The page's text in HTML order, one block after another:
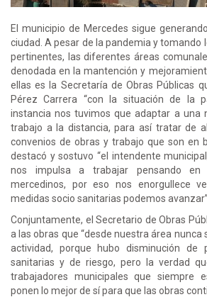
El municipio de Mercedes sigue
ciudad. A pesar de la pandemia y tomando
pertinentes, las diferentes áreas
denodada en la mantención y
ellas es la Secretaría de Obras Públicas
Pérez Carrera “con la situación de la
instancia nos tuvimos que adaptar a una
trabajo a la distancia, para así tratar de
convenios de obras y trabajo que son en
destacó y sostuvo “el intendente
nos impulsa a trabajar pensando
mercedinos, por eso nos enorgullece
medidas socio sanitarias podemos
Conjuntamente, el Secretario de Obras
a las obras que “desde nuestra área nunca
actividad, porque hubo disminución de
sanitarias y de riesgo, pero la verdad
trabajadores municipales que siempre
ponen lo mejor de sí para que las obras